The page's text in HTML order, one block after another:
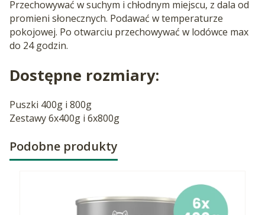
Przechowywać w suchym i chłodnym miejscu, z dala od
promieni słonecznych. Podawać w temperaturze
pokojowej. Po otwarciu przechowywać w lodówce max
do 24 godzin.
Dostępne rozmiary:
Puszki 400g i 800g
Zestawy 6x400g i 6x800g
Podobne produkty